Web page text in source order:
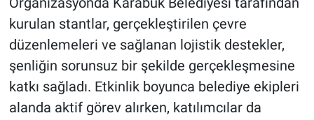
kurulan stantlar, gerçekleştirilen çevre
düzenlemeleri ve sağlanan lojistik destekler,
şenliğin sorunsuz bir şekilde gerçekleşmesine
katkı sağladı. Etkinlik boyunca belediye ekipleri
alanda aktif görev alırken, katılımcılar da